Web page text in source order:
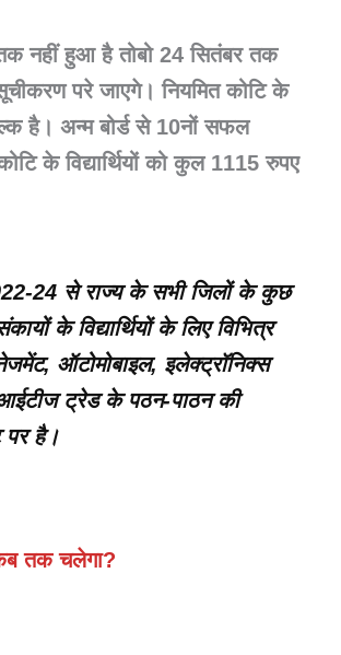
नहीं हुआ है तोबो 24 सितंबर तक
परे जाएगे। नियमित कोटि के
है। अन्म बोर्ड से 10नों सफल
के विद्यार्थियों को कुल 1115 रुपए
24 से राज्य के सभी जिलों के कुछ
के विद्यार्थियों के लिए विभित्र
ऑटोमोबाइल, इलेक्ट्रॉनिक्स
ट्रेड के पठन-पाठन की
पर है।
तक चलेगा?